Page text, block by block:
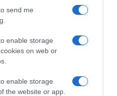
send me
enable storage
on web or
enable storage
the website or app.